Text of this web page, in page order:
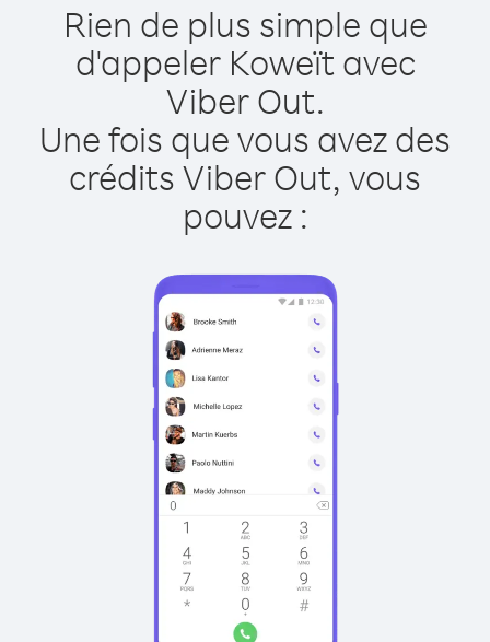
Rien de plus simple que
d'appeler Koweït avec
Viber Out.
Une fois que vous avez des
crédits Viber Out, vous
pouvez :